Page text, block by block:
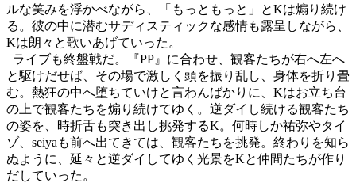
ルな笑みを浮かべながら、「もっともっと」とKは煽り続け
る。彼の中に潜むサディスティックな感情も露呈しながら、
Kは朗々と歌いあげていった。
ライブも終盤戦だ。『PP 』に合わせ、観客たちが右へ左へ
と駆けだせば、その場で激しく頭を振り乱し、身体を折り畳
む。熱狂の中へ堕ちていけと言わんばかりに、 Kはお立ち台
の上で観客たちを煽り続けてゆく。逆ダイし続ける観客たち
の姿を、時折舌も突き出し挑発するK。何時しか祐弥やタイ
ゾ、 seiya も前へ出てきては、観客たちを挑発。終わりを知ら
ぬように、延々と逆ダイしてゆく光景をKと仲間たちが作り
だしていった。